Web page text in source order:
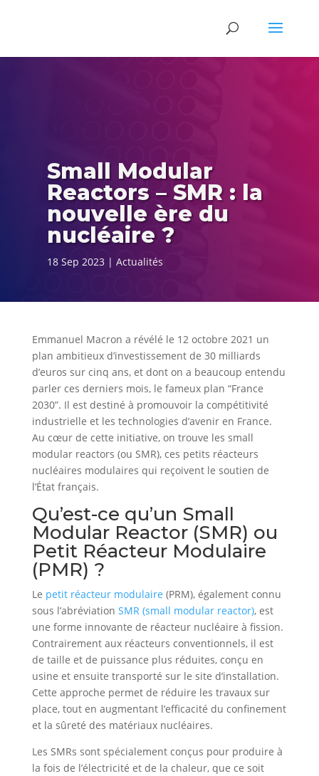
Small Modular
Reactors – SMR : la
nouvelle ère du
nucléaire ?
18 Sep 2023 Actualités
Emmanuel Macron a révélé le 12 octobre 2021 un
plan ambitieux d’investissement de 30 milliards
d’euros sur cinq ans, et dont on a beaucoup entendu
parler ces derniers mois, le fameux plan “France
2030”. Il est destiné à promouvoir la compétitivité
industrielle et les technologies d’avenir en France.
Au cœur de cette initiative, on trouve les small
modular reactors (ou SMR), ces petits réacteurs
nucléaires modulaires qui reçoivent le soutien de
l’État français.
Qu’est-ce qu’un Small
Modular Reactor (SMR) ou
Petit Réacteur Modulaire
(PMR) ?
Le petit réacteur modulaire (PRM), également connu
sous l’abréviation SMR (small modular reactor), est
une forme innovante de réacteur nucléaire à fission.
Contrairement aux réacteurs conventionnels, il est
de taille et de puissance plus réduites, conçu en
usine et ensuite transporté sur le site d’installation.
Cette approche permet de réduire les travaux sur
place, tout en augmentant l’efficacité du confinement
et la sûreté des matériaux nucléaires.
Les SMRs sont spécialement conçus pour produire à
la fois de l’électricité et de la chaleur, que ce soit